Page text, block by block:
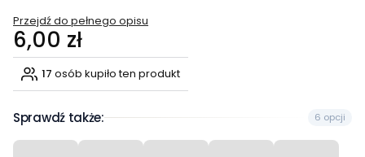
Przejdź do pełnego opisu
Cena
6,00 zł
17 osób kupiło ten produkt
Sprawdź także: 6 opcji